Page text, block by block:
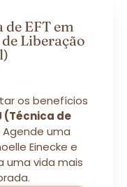
de EFT em
Liberação
os benefícios
(Técnica de
Agende uma
Einecke e
uma vida mais